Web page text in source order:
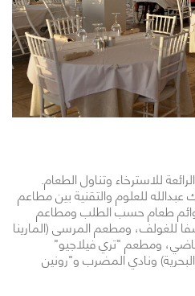
للاسترخاء وتناول الطعام.
للعلوم والتقنية بين مطاعم
طعام حسب الطلب ومطاعم
للغولف، ومطعم المرسى (المارينا
ومطعم "تري فيلاجيو"
ونادي المضرب و"رونين